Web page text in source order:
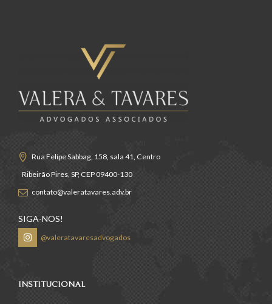
Rua Felipe Sabbag, 158, sala 41, Centro
Ribeirão Pires, SP, CEP 09400-130
contato@valeratavares.adv.br
SIGA-NOS!
@valeratavaresadvogados
INSTITUCIONAL